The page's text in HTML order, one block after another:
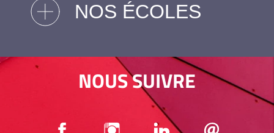
NOS ÉCOLES
NOUS SUIVRE